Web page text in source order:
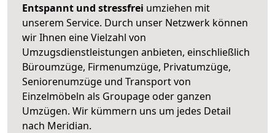
Entspannt und stressfrei umziehen mit
unserem Service. Durch unser Netzwerk können
wir Ihnen eine Vielzahl von
Umzugsdienstleistungen anbieten, einschließlich
Büroumzüge, Firmenumzüge, Privatumzüge,
Seniorenumzüge und Transport von
Einzelmöbeln als Groupage oder ganzen
Umzügen. Wir kümmern uns um jedes Detail
nach Meridian.